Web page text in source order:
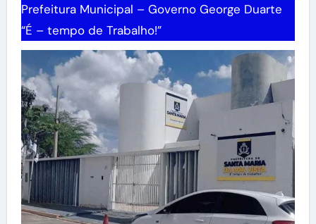
Prefeitura Municipal – Governo George Duarte
“É – tempo de Trabalho!”